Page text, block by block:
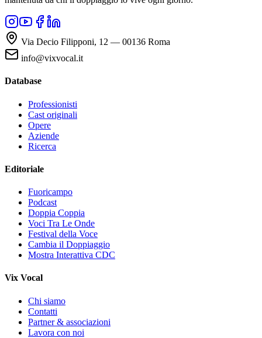
Via Decio Filipponi, 12 — 00136 Roma
info@vixvocal.it
Database
Professionisti
Cast originali
Opere
Aziende
Ricerca
Editoriale
Fuoricampo
Podcast
Doppia Coppia
Voci Tra Le Onde
Festival della Voce
Cambia il Doppiaggio
Mostra Interattiva CDC
Vix Vocal
Chi siamo
Contatti
Partner & associazioni
Lavora con noi